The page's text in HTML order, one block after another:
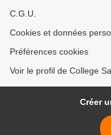
C.G.U.
Cookies et données
Préférences cookies
Voir le profil de College
Créer